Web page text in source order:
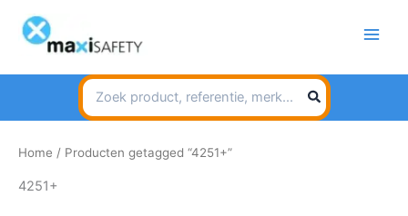
naar
inhoud
Search
for:
Home / Producten getagged “4251+”
4251+